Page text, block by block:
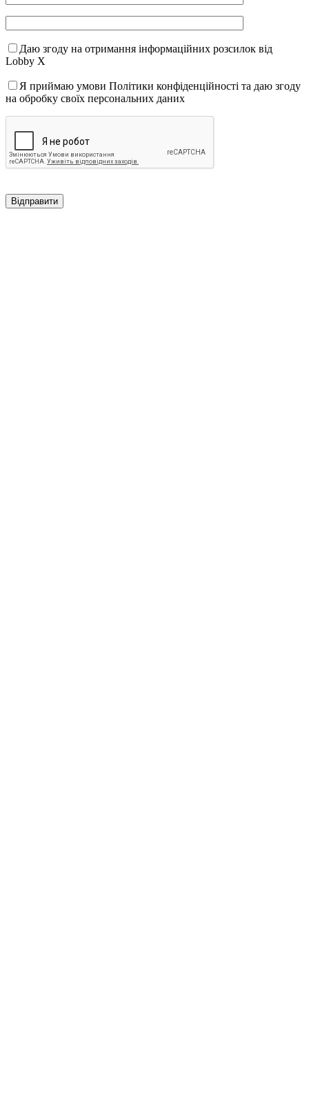
Даю згоду на отримання інформаційних розсилок від
Lobby X
Я приймаю умови Політики конфіденційності та даю згоду
на обробку своїх персональних даних